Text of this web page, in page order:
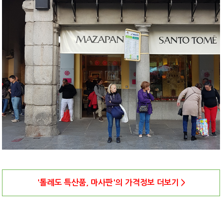
'톨레도 특산품, 마사판'의 가격정보 더보기 >